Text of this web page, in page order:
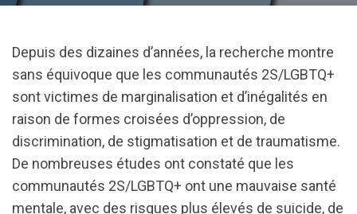
Depuis des dizaines d’années, la recherche montre
sans équivoque que les communautés 2S/LGBTQ+
sont victimes de marginalisation et d’inégalités en
raison de formes croisées d’oppression, de
discrimination, de stigmatisation et de traumatisme.
De nombreuses études ont constaté que les
communautés 2S/LGBTQ+ ont une mauvaise santé
mentale, avec des risques plus élevés de suicide, de